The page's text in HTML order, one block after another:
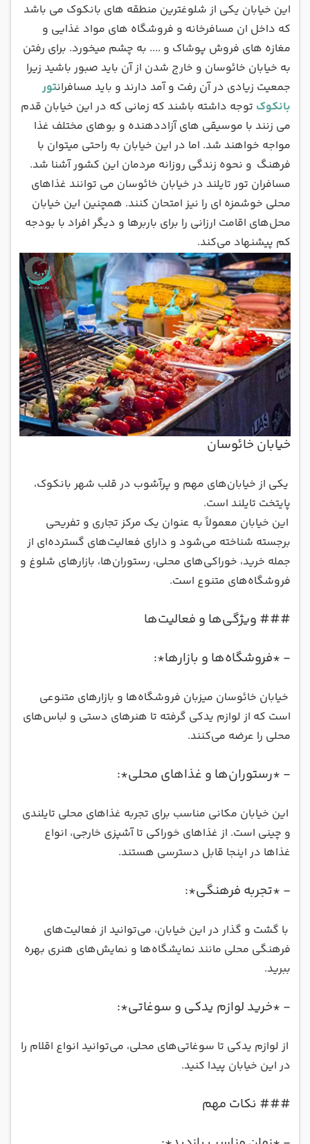
این خیابان یکی از شلوغترین منطقه های بانکوک می باشد
که داخل ان مسافرخانه و فروشگاه های مواد غذایی و
مغازه های فروش پوشاک و .... به چشم میخورد. برای رفتن
به خیابان خائوسان و خارج شدن از آن باید صبور باشید زیرا
جمعیت زیادی در آن رفت و آمد دارند و باید مسافرانتور
بانکوک توجه داشته باشند که زمانی که در این خیابان قدم
می زنند با موسیقی های آزاددهنده و بوهای مختلف غذا
مواجه خواهند شد. اما در این خیابان به راحتی میتوان با
فرهنگ و نحوه زندگی روزانه مردمان این کشور آشنا شد.
مسافران تور تایلند در خیابان خائوسان می توانند غذاهای
محلی خوشمزه ای را نیز امتحان کنند. همچنین این خیابان
محل‌های اقامت ارزانی را برای باربر‌ها و دیگر افراد با بودجه
کم پیشنهاد می‌کند.
خیابان خائوسان
یکی از خیابان‌های مهم و پرآشوب در قلب شهر بانکوک،
پایتخت تایلند است.
این خیابان معمولاً به عنوان یک مرکز تجاری و تفریحی
برجسته شناخته می‌شود و دارای فعالیت‌های گسترده‌ای از
جمله خرید، خوراکی‌های محلی، رستوران‌ها، بازارهای شلوغ و
فروشگاه‌های متنوع است.
### ویژگی‌ها و فعالیت‌ها
- *فروشگاه‌ها و بازارها*:
خیابان خائوسان میزبان فروشگاه‌ها و بازارهای متنوعی
است که از لوازم یدکی گرفته تا هنرهای دستی و لباس‌های
محلی را عرضه می‌کنند.
- *رستوران‌ها و غذاهای محلی*:
این خیابان مکانی مناسب برای تجربه غذاهای محلی تایلندی
و چینی است. از غذاهای خوراکی تا آشپزی خارجی، انواع
غذاها در اینجا قابل دسترسی هستند.
- *تجربه فرهنگی*:
با گشت و گذار در این خیابان، می‌توانید از فعالیت‌های
فرهنگی محلی مانند نمایشگاه‌ها و نمایش‌های هنری بهره
ببرید.
- *خرید لوازم یدکی و سوغاتی*:
از لوازم یدکی تا سوغاتی‌های محلی، می‌توانید انواع اقلام را
در این خیابان پیدا کنید.
### نکات مهم